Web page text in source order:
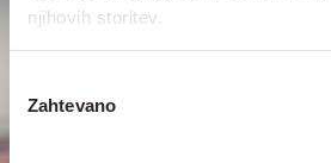
njihovih storitev.
soglasja
Zahtevano